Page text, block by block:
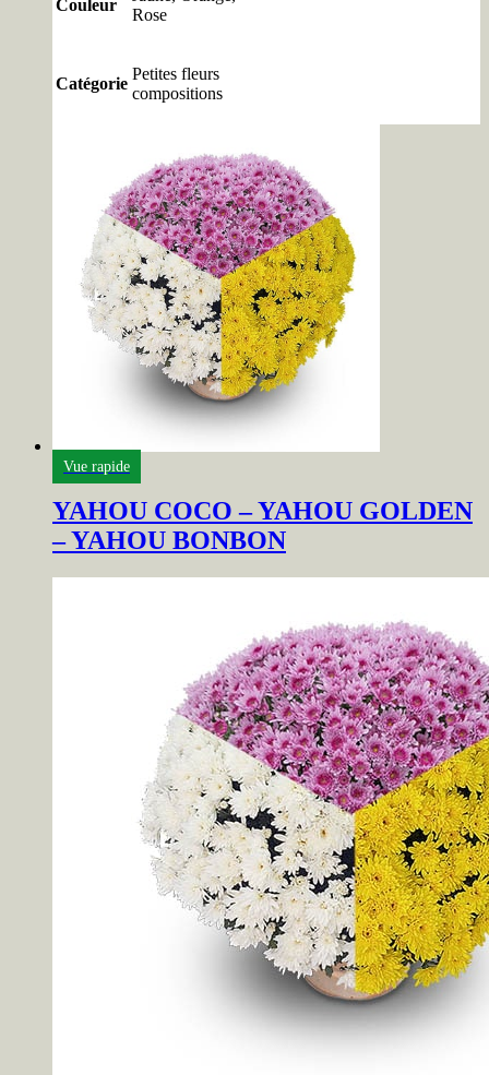
Couleur
Rose
Catégorie
Petites fleurs
compositions
Vue rapide
YAHOU COCO – YAHOU GOLDEN
– YAHOU BONBON